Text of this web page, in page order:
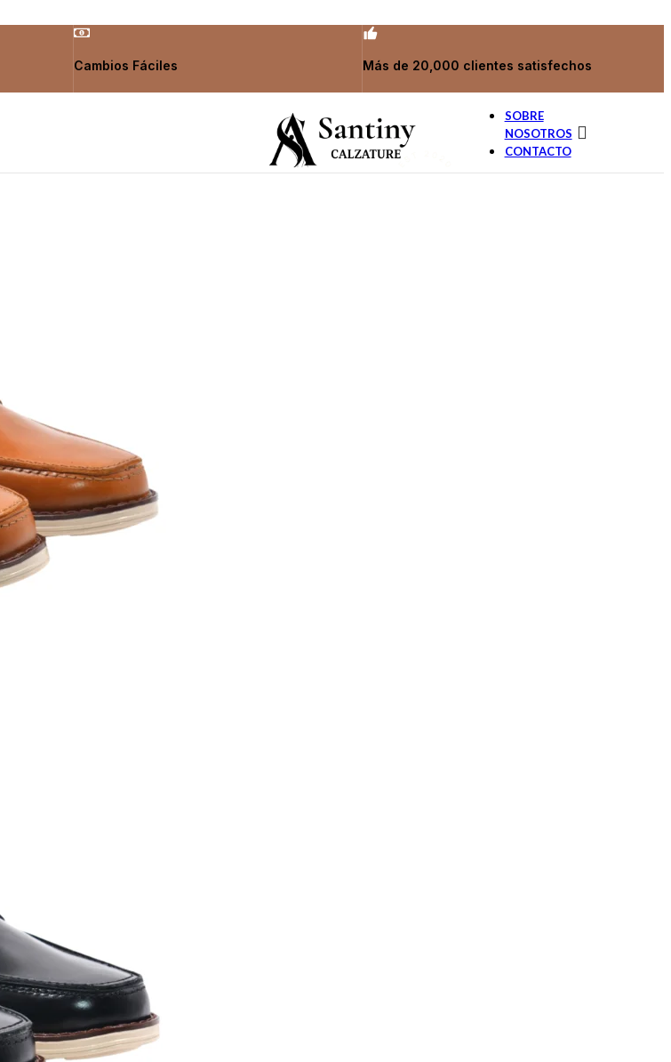
Cambios Fáciles Más de 20,000 clientes satisfechos
Colección de calzado
SOBRE
NOSOTROS
CONTACTO